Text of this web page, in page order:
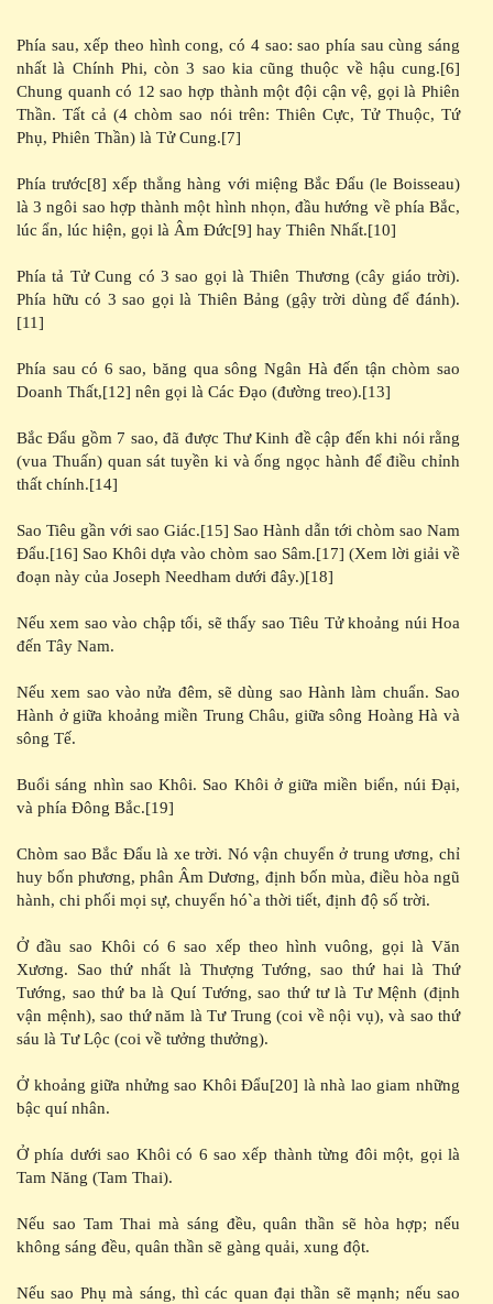
Phía sau, xếp theo hình cong, có 4 sao: sao phía sau cùng sáng
nhất là Chính Phi, còn 3 sao kia cũng thuộc về hậu cung.[6]
Chung quanh có 12 sao hợp thành một đội cận vệ, gọi là Phiên
Thần. Tất cả (4 chòm sao nói trên: Thiên Cực, Tử Thuộc, Tứ
Phụ, Phiên Thần) là Tử Cung.[7]
Phía trước[8] xếp thẳng hàng với miệng Bắc Đẩu (le Boisseau)
là 3 ngôi sao hợp thành một hình nhọn, đầu hướng về phía Bắc,
lúc ẩn, lúc hiện, gọi là Âm Đức[9] hay Thiên Nhất.[10]
Phía tả Tử Cung có 3 sao gọi là Thiên Thương (cây giáo trời).
Phía hữu có 3 sao gọi là Thiên Bảng (gậy trời dùng để đánh).
[11]
Phía sau có 6 sao, băng qua sông Ngân Hà đến tận chòm sao
Doanh Thất,[12] nên gọi là Các Đạo (đường treo).[13]
Bắc Đẩu gồm 7 sao, đã được Thư Kinh đề cập đến khi nói rằng
(vua Thuấn) quan sát tuyền ki và ống ngọc hành để điều chỉnh
thất chính.[14]
Sao Tiêu gần với sao Giác.[15] Sao Hành dẫn tới chòm sao Nam
Đẩu.[16] Sao Khôi dựa vào chòm sao Sâm.[17] (Xem lời giải về
đoạn này của Joseph Needham dưới đây.)[18]
Nếu xem sao vào chập tối, sẽ thấy sao Tiêu Tử khoảng núi Hoa
đến Tây Nam.
Nếu xem sao vào nửa đêm, sẽ dùng sao Hành làm chuẩn. Sao
Hành ở giữa khoảng miền Trung Châu, giữa sông Hoàng Hà và
sông Tế.
Buổi sáng nhìn sao Khôi. Sao Khôi ở giữa miền biển, núi Đại,
và phía Đông Bắc.[19]
Chòm sao Bắc Đẩu là xe trời. Nó vận chuyển ở trung ương, chỉ
huy bốn phương, phân Âm Dương, định bốn mùa, điều hòa ngũ
hành, chi phối mọi sự, chuyển hó`a thời tiết, định độ số trời.
Ở đầu sao Khôi có 6 sao xếp theo hình vuông, gọi là Văn
Xương. Sao thứ nhất là Thượng Tướng, sao thứ hai là Thứ
Tướng, sao thứ ba là Quí Tướng, sao thứ tư là Tư Mệnh (định
vận mệnh), sao thứ năm là Tư Trung (coi về nội vụ), và sao thứ
sáu là Tư Lộc (coi về tưởng thưởng).
Ở khoảng giữa nhửng sao Khôi Đẩu[20] là nhà lao giam những
bậc quí nhân.
Ở phía dưới sao Khôi có 6 sao xếp thành từng đôi một, gọi là
Tam Năng (Tam Thai).
Nếu sao Tam Thai mà sáng đều, quân thần sẽ hòa hợp; nếu
không sáng đều, quân thần sẽ gàng quải, xung đột.
Nếu sao Phụ mà sáng, thì các quan đại thần sẽ mạnh; nếu sao